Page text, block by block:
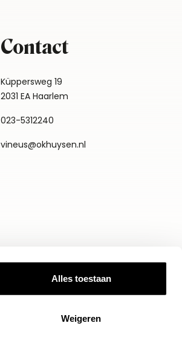
Alles toestaan
Weigeren
Contact
Küppersweg 19
2031 EA Haarlem
023-5312240
vineus@okhuysen.nl